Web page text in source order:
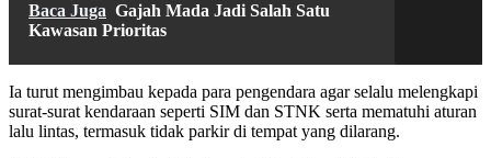
Baca Juga Gajah Mada Jadi Salah Satu
Kawasan Prioritas
Ia turut mengimbau kepada para pengendara agar selalu melengkapi
surat-surat kendaraan seperti SIM dan STNK serta mematuhi aturan
lalu lintas, termasuk tidak parkir di tempat yang dilarang.